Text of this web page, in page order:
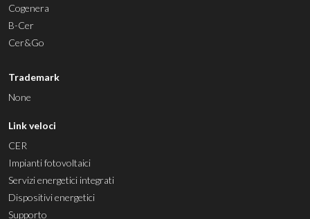
Cogenera
B-Cer
Cer&Go
Trademark
None
Link veloci
CER
Impianti fotovoltaici
Servizi energetici integrati
Dispositivi energetici
Supporto